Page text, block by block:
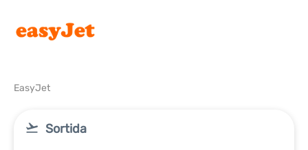
EasyJet
Sortida